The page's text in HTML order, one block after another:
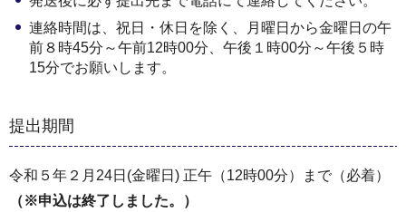
連絡時間は、祝日・休日を除く、月曜日から金曜日の午
前８時45分～午前12時00分、午後１時00分～午後５時
15分でお願いします。
提出期間
令和５年２月24日(金曜日) 正午（12時00分）まで（必着）
（※申込は終了しました。）